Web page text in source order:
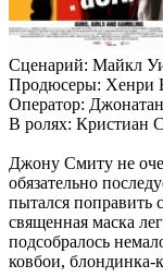
Сценарий: Майкл
Продюсеры: Хенри
Оператор:
В ролях: Кристиан
Джону Смиту не
обязательно
пытался поправить
священная маска
подсобралось
ковбои, блондинка-